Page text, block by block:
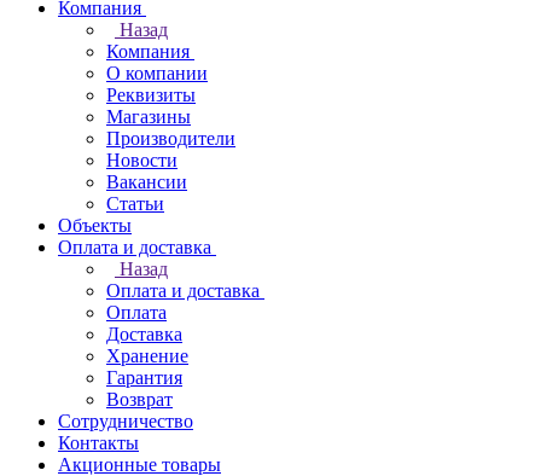
Компания
Назад
Компания
О компании
Реквизиты
Магазины
Производители
Новости
Вакансии
Статьи
Объекты
Оплата и доставка
Назад
Оплата и доставка
Оплата
Доставка
Хранение
Гарантия
Возврат
Сотрудничество
Контакты
Акционные товары